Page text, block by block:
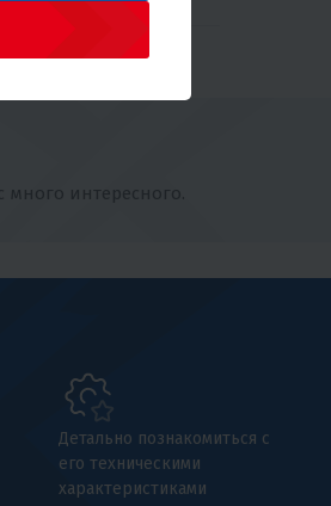
интересного.
Детально познакомиться с
его техническими
характеристиками